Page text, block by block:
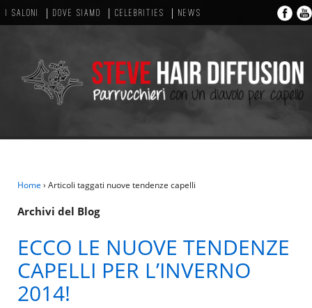
I SALONI DOVE SIAMO CELEBRITIES NEWS
Home › Articoli taggati nuove tendenze capelli
Archivi del Blog
ECCO LE NUOVE TENDENZE
CAPELLI PER L’INVERNO
2014!